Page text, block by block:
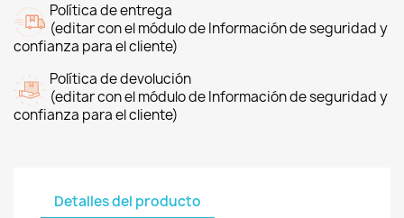
Política de entrega
(editar con el módulo de Información de seguridad y
confianza para el cliente)
Política de devolución
(editar con el módulo de Información de seguridad y
confianza para el cliente)
Detalles del producto